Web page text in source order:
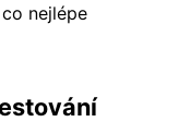
nejlépe